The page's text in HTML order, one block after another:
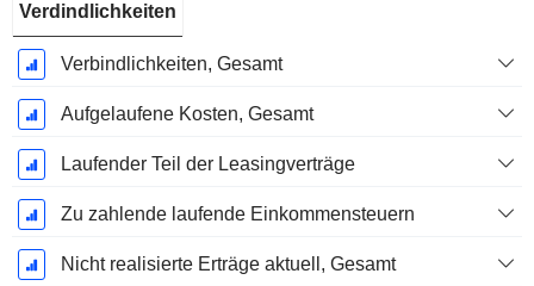
Verdindlichkeiten
Verbindlichkeiten, Gesamt
Aufgelaufene Kosten, Gesamt
Laufender Teil der Leasingverträge
Zu zahlende laufende Einkommensteuern
Nicht realisierte Erträge aktuell, Gesamt